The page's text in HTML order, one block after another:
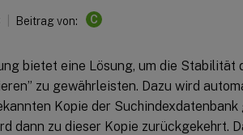
Beitrag von: C
bietet eine Lösung, um die Stabilität
zu gewährleisten. Dazu wird
Kopie der
dann zu dieser Kopie zurückgekehrt.